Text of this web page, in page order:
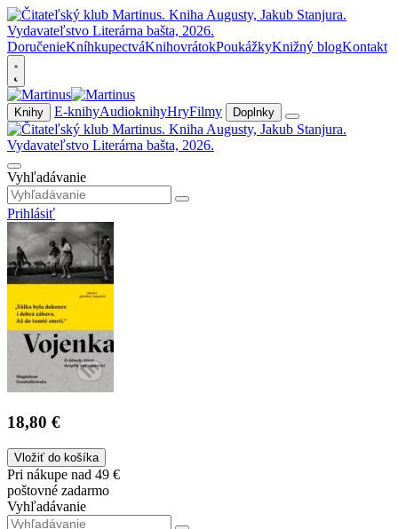
DoručenieKníhkupectváKnihovrátokPoukážkyKnižný blogKontakt
Knihy E-knihyAudioknihyHryFilmy Doplnky
Vyhľadávanie
Prihlásiť
18,80 €
Vložiť do košíka
Pri nákupe nad 49 €
poštovné zadarmo
Vyhľadávanie